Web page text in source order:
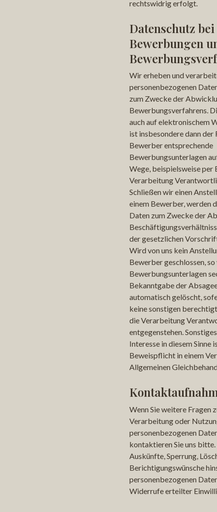
rechtswidrig erfolgt.
Datenschutz bei
Bewerbungen
Wir erheben und
personenbezogenen
zum Zwecke der
Bewerbungsverfahrens.
auch auf elektronischem
ist insbesondere dann der
Bewerber entsprechende
Bewerbungsunterlagen
Wege, beispielsweise per
Verarbeitung
Schließen wir einen
einem Bewerber, werden
Daten zum Zwecke der
der gesetzlichen
Wird von uns kein
Bewerber geschlossen,
Bewerbungsunterlagen
Bekanntgabe der
automatisch gelöscht,
keine sonstigen
die Verarbeitung
entgegenstehen.
Interesse in diesem Sinne
Beweispflicht in einem
Allgemeinen
Wenn Sie weitere Fragen
Verarbeitung oder
personenbezogenen
kontaktieren Sie uns
Auskünfte, Sperrung,
Berichtigungswünsche
personenbezogenen
Widerrufe erteilter